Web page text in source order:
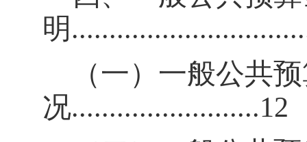
明
（一）一般公共
况.........................12